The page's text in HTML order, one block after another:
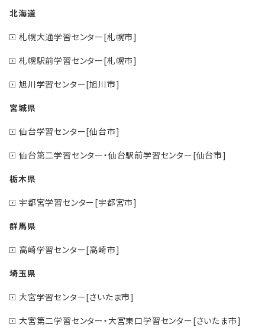
北海道
札幌大通学習センター[札幌市]
札幌駅前学習センター[札幌市]
旭川学習センター[旭川市]
宮城県
仙台学習センター[仙台市]
仙台第二学習センター・仙台駅前学習センター[仙台市]
栃木県
宇都宮学習センター[宇都宮市]
群馬県
高崎学習センター[高崎市]
埼玉県
大宮学習センター[さいたま市]
大宮第二学習センター・大宮東口学習センター[さいたま市]